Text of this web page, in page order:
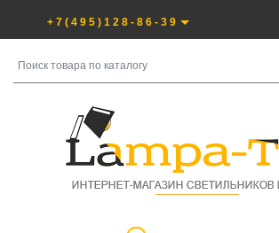
+7(495)128-86-39